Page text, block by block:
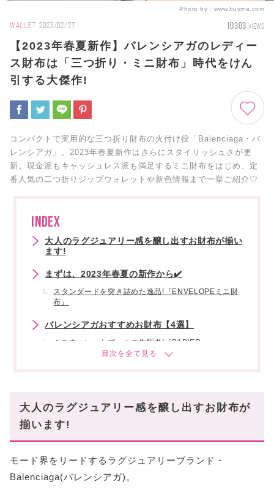
Photo by： www.buyma.com
WALLET 2023/02/27 10303 VIEWS
【2023年春夏新作】バレンシアガのレディー
ス財布は「三つ折り・ミニ財布」時代をけん
引する大傑作!
コンパクトで実用的な三つ折り財布の火付け役「Balenciaga・バ
レンシアガ」。2023年春夏新作はさらにスタイリッシュさが更
新。現金派もキャッシュレス派も満足するミニ財布をはじめ、定
番人気の二つ折りジップウォレットや新色情報まで一挙ご紹介♡
INDEX
大人のラグジュアリー感を醸し出すお財布が揃い
ます!
まずは、2023年春夏の新作から✔️
スタンダードを突き詰めた逸品!『ENVELOPEミニ財
布』
バレンシアガおすすめお財布【4選】
ミニウォレットブームの先駆者!『PAPIER』
バレンシアガを代表とするデザイン!『NEO
プ』
ー
使いやすいお財布を徹底レビューした動画はこちら☟
大人のラグジュアリー感を醸し出すお財布が
揃います!
モード界をリードするラグジュアリーブランド・
Balenciaga(バレンシアガ)。